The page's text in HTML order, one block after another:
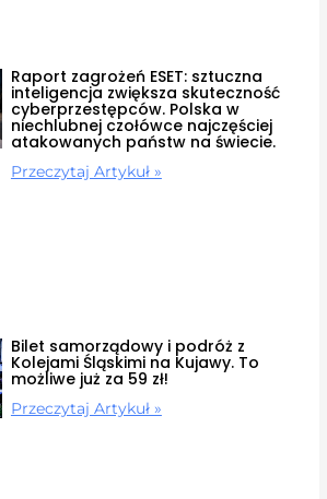
Raport zagrożeń ESET: sztuczna
inteligencja zwiększa skuteczność
cyberprzestępców. Polska w
niechlubnej czołówce najczęściej
atakowanych państw na świecie.
Przeczytaj Artykuł »
Bilet samorządowy i podróż z
Kolejami Śląskimi na Kujawy. To
możliwe już za 59 zł!
Przeczytaj Artykuł »